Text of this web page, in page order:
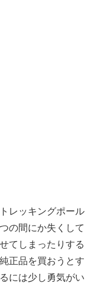
レッキングポール
の間にか失くして
てしまったりする
正品を買おうとす
には少し勇気がい